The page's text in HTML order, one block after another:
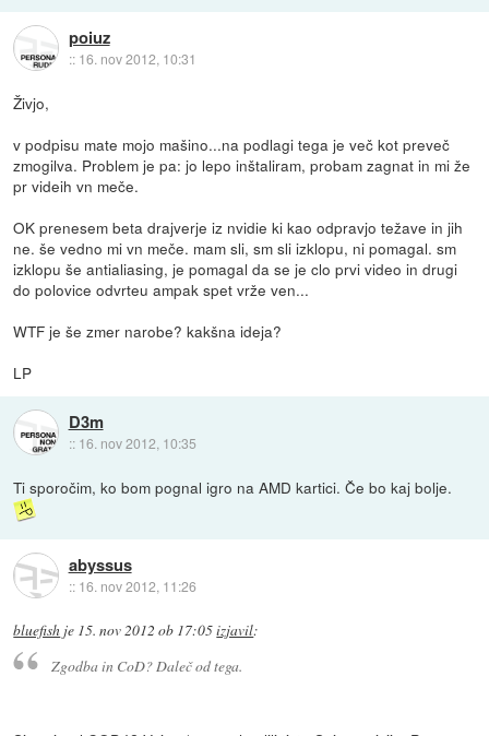
poiuz
:: 16. nov 2012, 10:31
Živjo,
v podpisu mate mojo mašino...na podlagi tega je več kot preveč
zmogilva. Problem je pa: jo lepo inštaliram, probam zagnat in mi že
pr videih vn meče.
OK prenesem beta drajverje iz nvidie ki kao odpravjo težave in jih
ne. še vedno mi vn meče. mam sli, sm sli izklopu, ni pomagal. sm
izklopu še antialiasing, je pomagal da se je clo prvi video in drugi
do polovice odvrteu ampak spet vrže ven...
WTF je še zmer narobe? kakšna ideja?
LP
D3m
:: 16. nov 2012, 10:35
Ti sporočim, ko bom pognal igro na AMD kartici. Če bo kaj bolje.
abyssus
:: 16. nov 2012, 11:26
bluefish je 15. nov 2012 ob 17:05izjavil:
Zgodba in CoD? Daleč od tega.